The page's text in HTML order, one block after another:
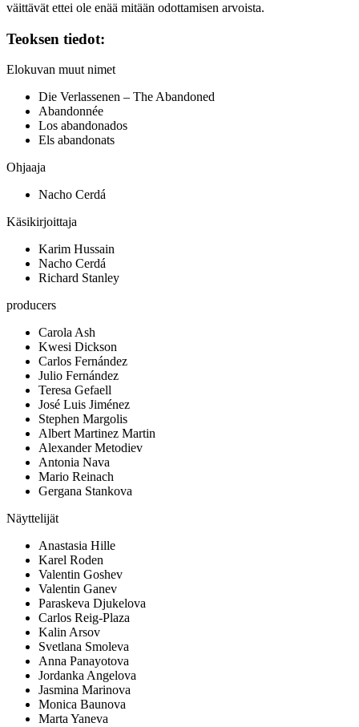
väittävät ettei ole enää mitään odottamisen arvoista.
Teoksen tiedot:
Elokuvan muut nimet
Die Verlassenen – The Abandoned
Abandonnée
Los abandonados
Els abandonats
Ohjaaja
Nacho Cerdá
Käsikirjoittaja
Karim Hussain
Nacho Cerdá
Richard Stanley
producers
Carola Ash
Kwesi Dickson
Carlos Fernández
Julio Fernández
Teresa Gefaell
José Luis Jiménez
Stephen Margolis
Albert Martinez Martin
Alexander Metodiev
Antonia Nava
Mario Reinach
Gergana Stankova
Näyttelijät
Anastasia Hille
Karel Roden
Valentin Goshev
Valentin Ganev
Paraskeva Djukelova
Carlos Reig-Plaza
Kalin Arsov
Svetlana Smoleva
Anna Panayotova
Jordanka Angelova
Jasmina Marinova
Monica Baunova
Marta Yaneva